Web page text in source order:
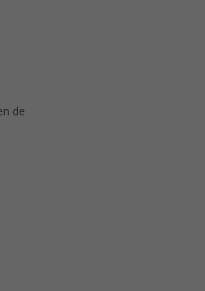
de